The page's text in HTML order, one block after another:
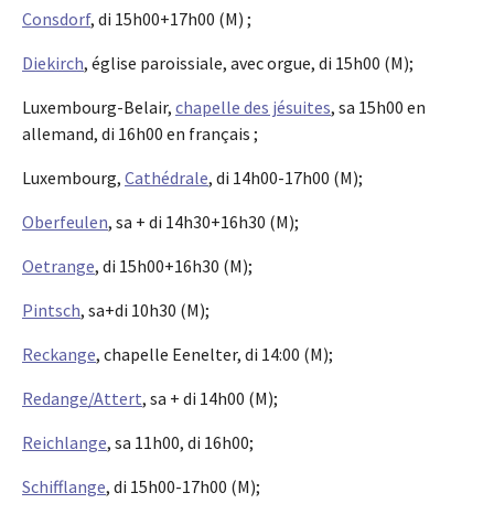
Consdorf, di 15h00+17h00 (M) ;
Diekirch, église paroissiale, avec orgue, di 15h00 (M);
Luxembourg-Belair, chapelle des jésuites, sa 15h00 en
allemand, di 16h00 en français ;
Luxembourg, Cathédrale, di 14h00-17h00 (M);
Oberfeulen, sa + di 14h30+16h30 (M);
Oetrange, di 15h00+16h30 (M);
Pintsch, sa+di 10h30 (M);
Reckange, chapelle Eenelter, di 14:00 (M);
Redange/Attert, sa + di 14h00 (M);
Reichlange, sa 11h00, di 16h00;
Schifflange, di 15h00-17h00 (M);